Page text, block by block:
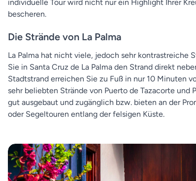
individuelle Tour wird nicht nur ein Highlight Ihrer
bescheren.
Die Strände von La Palma
La Palma hat nicht viele, jedoch sehr kontrastreiche
Sie in Santa Cruz de La Palma den Strand direkt
Stadtstrand erreichen Sie zu Fuß in nur 10 Minuten
sehr beliebten Strände von Puerto de Tazacorte und
gut ausgebaut und zugänglich bzw. bieten an der
oder Segeltouren entlang der felsigen Küste.